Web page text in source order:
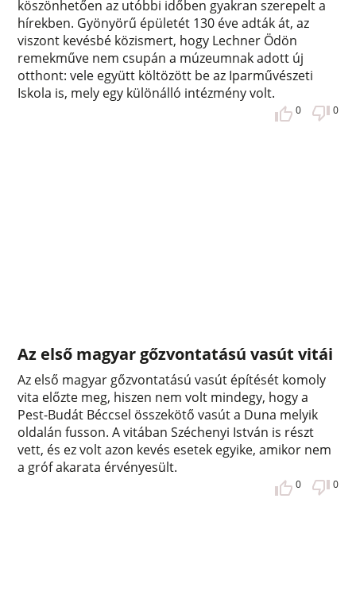
köszönhetően az utóbbi időben gyakran szerepelt a
hírekben. Gyönyörű épületét 130 éve adták át, az
viszont kevésbé közismert, hogy Lechner Ödön
remekműve nem csupán a múzeumnak adott új
otthont: vele együtt költözött be az Iparművészeti
Iskola is, mely egy különálló intézmény volt.
0 0
Az első magyar gőzvontatású vasút vitái
Az első magyar gőzvontatású vasút építését komoly
vita előzte meg, hiszen nem volt mindegy, hogy a
Pest-Budát Béccsel összekötő vasút a Duna melyik
oldalán fusson. A vitában Széchenyi István is részt
vett, és ez volt azon kevés esetek egyike, amikor nem
a gróf akarata érvényesült.
0 0